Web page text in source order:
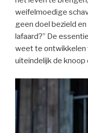
weifelmoedige
geen doel bezield
lafaard?” De
weet te ontwikkelen
uiteindelijk de